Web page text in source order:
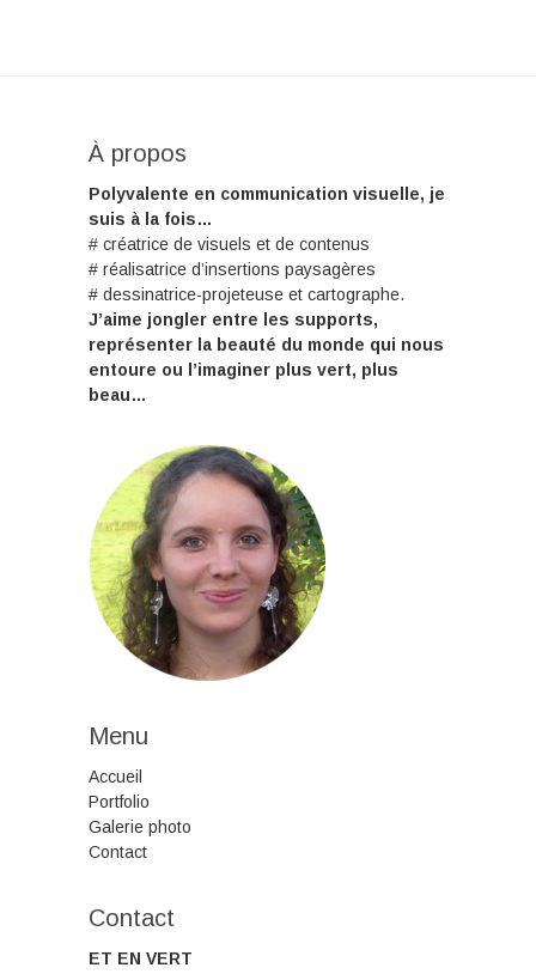
À propos
Polyvalente en communication visuelle, je
suis à la fois…
# créatrice de visuels et de contenus
# réalisatrice d’insertions paysagères
# dessinatrice-projeteuse et cartographe.
J’aime jongler entre les supports,
représenter la beauté du monde qui nous
entoure ou l’imaginer plus vert, plus
beau…
Menu
Accueil
Portfolio
Galerie photo
Contact
Contact
ET EN VERT